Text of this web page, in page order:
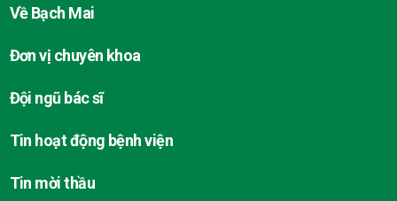
Về Bạch Mai
Đơn vị chuyên khoa
Đội ngũ bác sĩ
Tin hoạt động bệnh viện
Tin mời thầu